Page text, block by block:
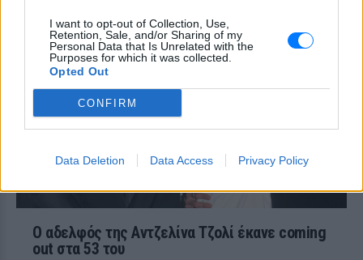
I want to opt-out of Collection, Use,
Retention, Sale, and/or Sharing of my
Personal Data that Is Unrelated with the
Purposes for which it was collected.
Opted Out
CONFIRM
Data Deletion Data Access Privacy Policy
«Κάθε χρόνο η Ελλάδα μου χαρίζει κάτι
που δεν ήξερα ότι μου έλειπε» σημειώνει
η Μαρία Μενούνος στο post της
Ο αδελφός της Αντζελίνα Τζολί έκανε coming
out στα 53 του